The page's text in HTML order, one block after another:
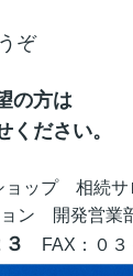
ぞ
の方は
ださい。
ョップ 相続サ
ョン 開発営業
FAX：０３